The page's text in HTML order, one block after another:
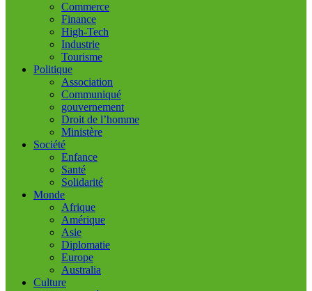
Commerce
Finance
High-Tech
Industrie
Tourisme
Politique
Association
Communiqué
gouvernement
Droit de l’homme
Ministère
Société
Enfance
Santé
Solidarité
Monde
Afrique
Amérique
Asie
Diplomatie
Europe
Australia
Culture